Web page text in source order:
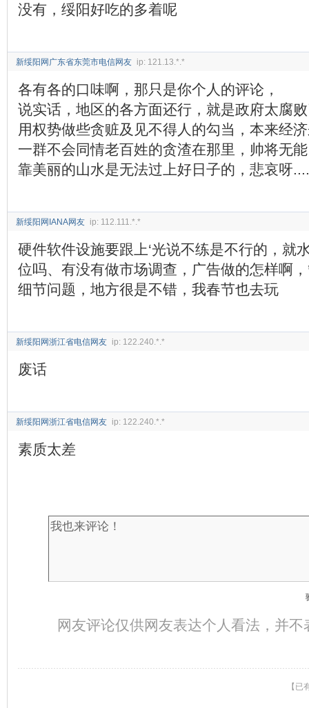
没有，绥阳好吃的多着呢
新绥阳网广东省东莞市电信网友 ip: 121.13.*.*
各有各的口味啊，那只是你个人的评论，
说实话，地区的各方面还行，就是政府太腐
用权势做些贪赃及见不得人的勾当，本来经
一群不会同情老百姓的贪渣在那里，帅将无
靠美丽的山水是无法过上好日子的，悲哀呀
新绥阳网IANA网友 ip: 112.111.*.*
硬件软件设施要跟上‘光说不练是不行的，就
位吗、有没有做市场调查，广告做的怎样啊
细节问题，地方很是不错，我春节也去玩
新绥阳网浙江省电信网友 ip: 122.240.*.*
废话
新绥阳网浙江省电信网友 ip: 122.240.*.*
素质太差
网友评论仅供网友表达个人看法，并
【